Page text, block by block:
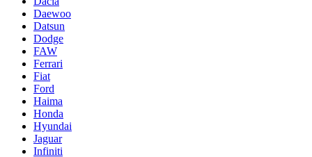
Daewoo
Datsun
Dodge
FAW
Ferrari
Fiat
Ford
Haima
Honda
Hyundai
Jaguar
Infiniti